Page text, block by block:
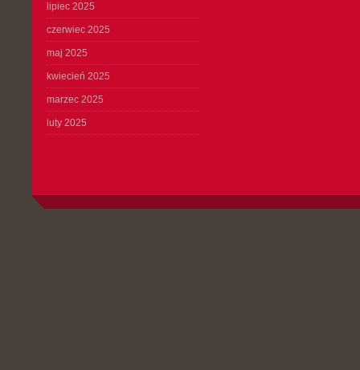
lipiec 2025
czerwiec 2025
maj 2025
kwiecień 2025
marzec 2025
luty 2025